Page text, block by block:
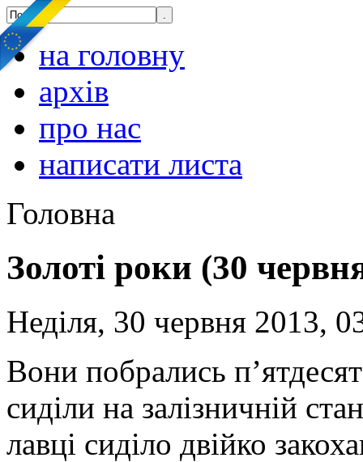
на головну
архів
про нас
написати листа
Головна
Золоті роки (30
Неділя, 30 червня 2013,
Вони побрались
сиділи на залізничній
лавці сиділо двійко